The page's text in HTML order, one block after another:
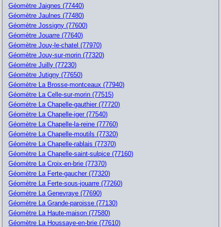
Géomètre Jaignes (77440)
Géomètre Jaulnes (77480)
Géomètre Jossigny (77600)
Géomètre Jouarre (77640)
Géomètre Jouy-le-chatel (77970)
Géomètre Jouy-sur-morin (77320)
Géomètre Juilly (77230)
Géomètre Jutigny (77650)
Géomètre La Brosse-montceaux (77940)
Géomètre La Celle-sur-morin (77515)
Géomètre La Chapelle-gauthier (77720)
Géomètre La Chapelle-iger (77540)
Géomètre La Chapelle-la-reine (77760)
Géomètre La Chapelle-moutils (77320)
Géomètre La Chapelle-rablais (77370)
Géomètre La Chapelle-saint-sulpice (77160)
Géomètre La Croix-en-brie (77370)
Géomètre La Ferte-gaucher (77320)
Géomètre La Ferte-sous-jouarre (77260)
Géomètre La Genevraye (77690)
Géomètre La Grande-paroisse (77130)
Géomètre La Haute-maison (77580)
Géomètre La Houssaye-en-brie (77610)